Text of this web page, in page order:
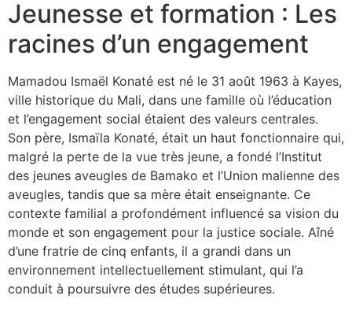
Jeunesse et formation : Les
racines d’un engagement
Mamadou Ismaël Konaté est né le 31 août 1963 à Kayes,
ville historique du Mali, dans une famille où l’éducation
et l’engagement social étaient des valeurs centrales.
Son père, Ismaïla Konaté, était un haut fonctionnaire qui,
malgré la perte de la vue très jeune, a fondé l’Institut
des jeunes aveugles de Bamako et l’Union malienne des
aveugles, tandis que sa mère était enseignante. Ce
contexte familial a profondément influencé sa vision du
monde et son engagement pour la justice sociale. Aîné
d’une fratrie de cinq enfants, il a grandi dans un
environnement intellectuellement stimulant, qui l’a
conduit à poursuivre des études supérieures.